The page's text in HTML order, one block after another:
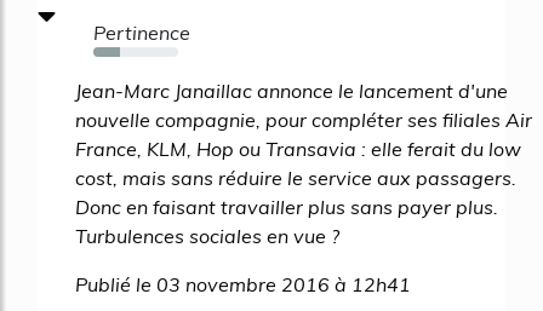
Pertinence
31%
Jean-Marc Janaillac annonce le lancement d'une
nouvelle compagnie, pour compléter ses filiales Air
France, KLM, Hop ou Transavia : elle ferait du low
cost, mais sans réduire le service aux passagers.
Donc en faisant travailler plus sans payer plus.
Turbulences sociales en vue ?
Publié le 03 novembre 2016 à 12h41